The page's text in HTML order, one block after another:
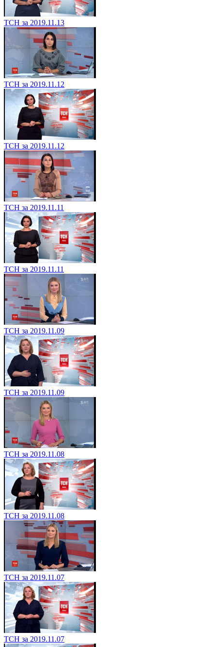
ТСН за 2019.11.13
ТСН за 2019.11.12
ТСН за 2019.11.12
ТСН за 2019.11.11
ТСН за 2019.11.11
ТСН за 2019.11.09
ТСН за 2019.11.09
ТСН за 2019.11.08
ТСН за 2019.11.08
ТСН за 2019.11.07
ТСН за 2019.11.07